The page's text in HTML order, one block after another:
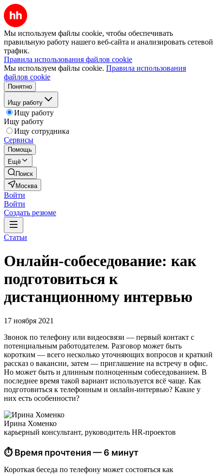
Мы используем файлы cookie, чтобы обеспечивать
правильную работу нашего веб-сайта и анализировать сетевой
трафик.
Правила использования файлов cookie
Мы используем файлы cookie. Правила использования
файлов cookie
Понятно
Ищу работу
Ищу работу
Ищу работу
Ищу сотрудника
Сервисы
Помощь
Ещё
Поиск
Москва
Войти
Войти
Создать резюме
Статьи
Онлайн-собеседование: как
подготовиться к
дистанционному интервью
17 ноября 2021
Звонок по телефону или видеосвязи — первый контакт с
потенциальным работодателем. Разговор может быть
коротким — всего несколько уточняющих вопросов и краткий
рассказ о вакансии, затем — приглашение на встречу в офис.
Но может быть и длинным полноценным собеседованием. В
последнее время такой вариант используется всё чаще. Как
подготовиться к телефонным и онлайн-интервью? Какие у
них есть особенности?
Ирина Хоменко
карьерный консультант, руководитель HR-проектов
⏱ Время прочтения — 6 минут
Короткая беседа по телефону может состояться как